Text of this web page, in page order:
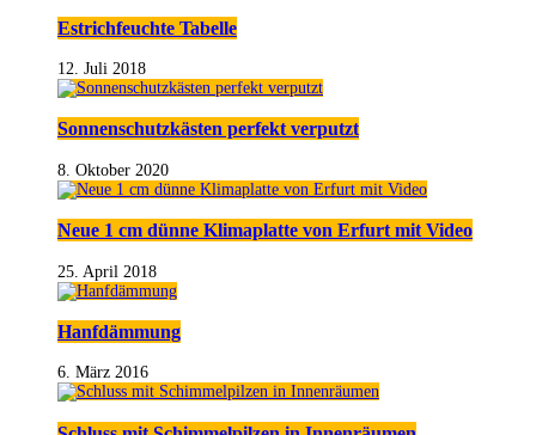
Estrichfeuchte Tabelle
12. Juli 2018
Sonnenschutzkästen perfekt verputzt
8. Oktober 2020
Neue 1 cm dünne Klimaplatte von Erfurt mit Video
25. April 2018
Hanfdämmung
6. März 2016